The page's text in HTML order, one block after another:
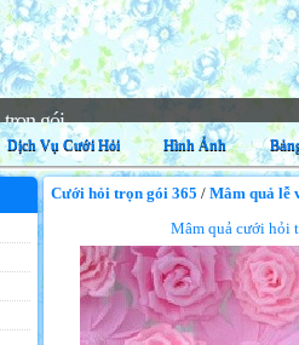
chụp hình trọn gói
Dịch Vụ Cưới Hỏi Hình Ảnh
Cưới hỏi trọn gói 365 / Mâm quả lễ
Mâm quả cưới hỏi